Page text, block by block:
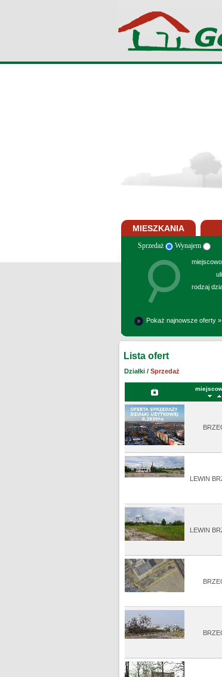
Sprzedaż Wynajem
MIESZKANIA
rodzaj
Pokaż najnowsze oferty »
Lista ofert
Działki / Sprzedaż
LEWIN
LEWIN